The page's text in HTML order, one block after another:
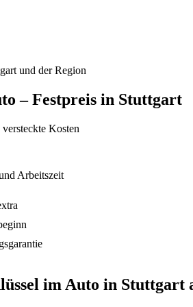
und der Region
– Festpreis in Stuttgart
versteckte Kosten
Arbeitszeit
im Auto in Stuttgart